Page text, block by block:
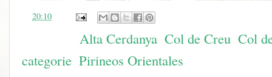
20:10
Alta Cerdanya Col de Creu Col
categorie Pirineos Orientales